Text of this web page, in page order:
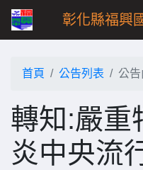
彰化縣福興
首頁 公告列表 公
轉知:嚴重
炎中央流